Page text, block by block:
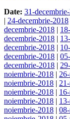
Date: 31-
| 24-decembrie-2018
decembrie-2018 |
decembrie-2018 |
decembrie-2018 |
decembrie-2018 |
decembrie-2018 |
noiembrie-2018 |
noiembrie-2018 |
noiembrie-2018 |
noiembrie-2018 |
noiembrie-2018 |